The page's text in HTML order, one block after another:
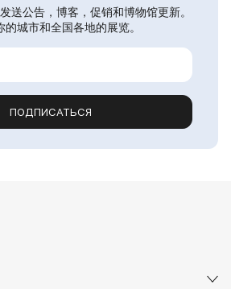
送公告，博客，促销和博物馆更新。
的城市和全国各地的展览。
ПОДПИСАТЬСЯ